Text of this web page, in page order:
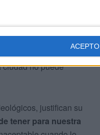
ACEPTO
"
y deslealtad
ceutíes, Miguel Ángel
ciudad no puede
justifican su
tener para nuestra